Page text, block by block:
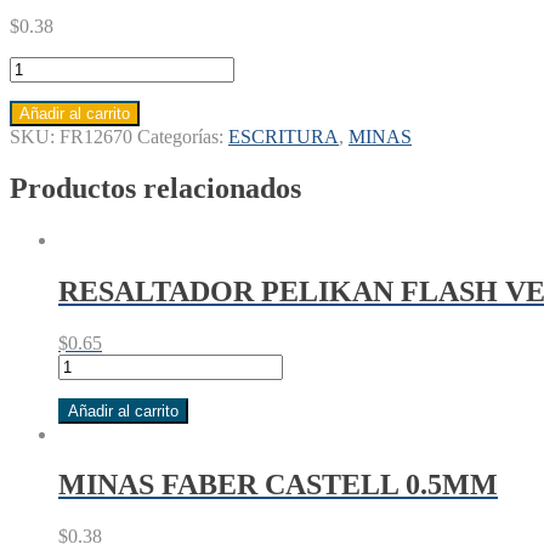
$0.38
MINA
FABER
CASTELL
0.7mm
Añadir al carrito
SKU: FR12670 Categorías: ESCRITURA, MINAS
Productos relacionados
RESALTADOR PELIKAN FLASH
$0.65
RESALTADOR
PELIKAN
FLASH
VERDE
Añadir al carrito
MINAS FABER CASTELL 0.5MM
$0.38